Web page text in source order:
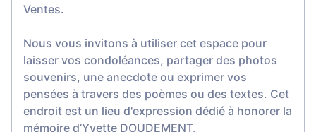
Ventes.
Nous vous invitons à utiliser cet espace pour
laisser vos condoléances, partager des photos
souvenirs, une anecdote ou exprimer vos
pensées à travers des poèmes ou des textes. Cet
endroit est un lieu d'expression dédié à honorer la
mémoire d’Yvette DOUDEMENT.